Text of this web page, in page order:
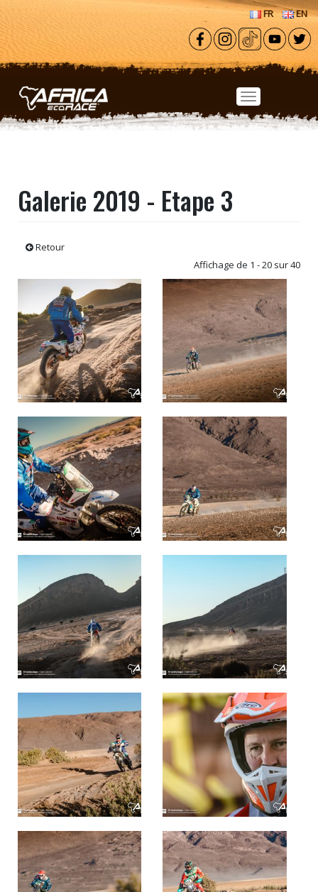
Aller au contenu principal
FR EN
Galerie 2019 - Etape 3
Retour
Affichage de 1 - 20 sur 40